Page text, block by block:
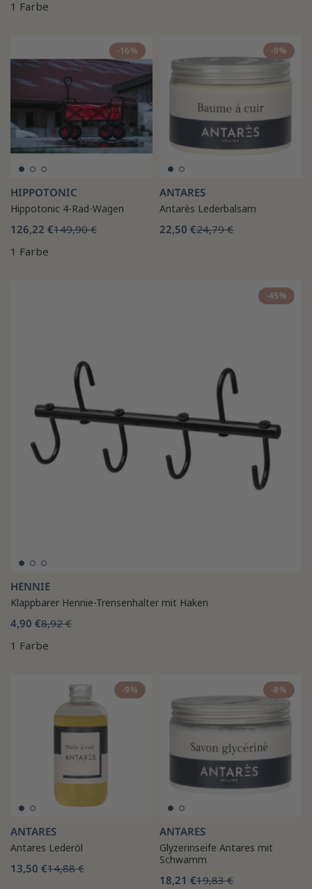
1 Farbe
-16%
HIPPOTONIC
Hippotonic 4-Rad-Wagen
126,22 €149,90 €
1 Farbe
-9%
ANTARES
Antarès Lederbalsam
22,50 €24,79 €
-45%
HENNIE
Klappbarer Hennie-Trensenhalter mit Haken
4,90 €8,92 €
1 Farbe
-9%
ANTARES
Antares Lederöl
13,50 €14,88 €
-8%
ANTARES
Glyzerinseife Antares mit
Schwamm
18,21 €19,83 €